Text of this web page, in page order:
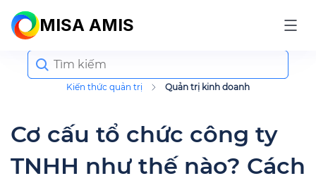
MISA AMIS
Kiến thức quản trị Quản trị kinh doanh
Search
for:
Cơ cấu tổ chức công ty
TNHH như thế nào? Cách